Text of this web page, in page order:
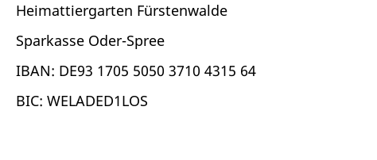
Heimattiergarten Fürstenwalde
Sparkasse Oder-Spree
IBAN: DE93 1705 5050 3710 4315 64
BIC: WELADED1LOS